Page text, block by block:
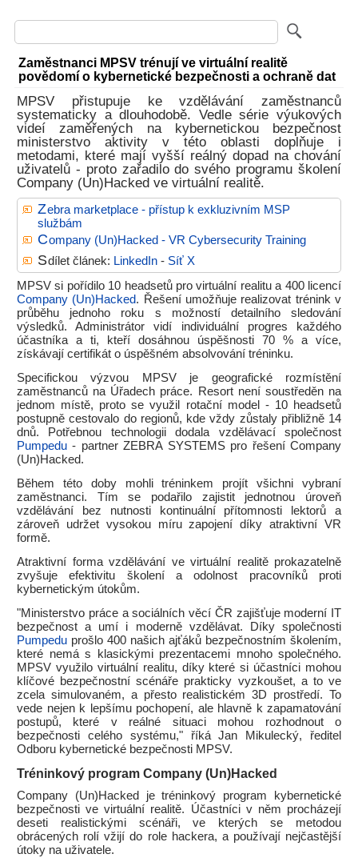
Zaměstnanci MPSV trénují ve virtuální realitě
povědomí o kybernetické bezpečnosti a ochraně dat
MPSV přistupuje ke vzdělávání zaměstnanců
systematicky a dlouhodobě. Vedle série výukových
videí zaměřených na kybernetickou bezpečnost
ministerstvo aktivity v této oblasti doplňuje i
metodami, které mají vyšší reálný dopad na chování
uživatelů - proto zařadilo do svého programu školení
Company (Un)Hacked ve virtuální realitě.
Zebra marketplace - přístup k exkluzivním MSP
službám
Company (Un)Hacked - VR Cybersecurity Training
Sdílet článek: LinkedIn- Síť X
MPSV si pořídilo 10 headsetů pro virtuální realitu a 400 licencí
Company (Un)Hacked. Řešení umožňuje realizovat trénink v
průběhu jednoho roku s možností detailního sledování
výsledků. Administrátor vidí individuální progres každého
účastníka a ti, kteří dosáhnou úspěšnosti 70 % a více,
získávají certifikát o úspěšném absolvování tréninku.
Specifickou výzvou MPSV je geografické rozmístění
zaměstnanců na Úřadech práce. Resort není soustředěn na
jednom místě, proto se využil rotační model - 10 headsetů
postupně cestovalo do regionů, kde vždy zůstaly přibližně 14
dnů. Potřebnou technologii dodala vzdělávací společnost
Pumpedu - partner ZEBRA SYSTEMS pro řešení Company
(Un)Hacked.
Během této doby mohli tréninkem projít všichni vybraní
zaměstnanci. Tím se podařilo zajistit jednotnou úroveň
vzdělávání bez nutnosti kontinuální přítomnosti lektorů a
zároveň udržet vysokou míru zapojení díky atraktivní VR
formě.
Atraktivní forma vzdělávání ve virtuální realitě prokazatelně
zvyšuje efektivitu školení a odolnost pracovníků proti
kybernetickým útokům.
"Ministerstvo práce a sociálních věcí ČR zajišťuje moderní IT
bezpečnost a umí i moderně vzdělávat. Díky společnosti
Pumpedu prošlo 400 našich ajťáků bezpečnostním školením,
které nemá s klasickými prezentacemi mnoho společného.
MPSV využilo virtuální realitu, díky které si účastníci mohou
klíčové bezpečnostní scénáře prakticky vyzkoušet, a to ve
zcela simulovaném, a přesto realistickém 3D prostředí. To
vede nejen k lepšímu pochopení, ale hlavně k zapamatování
postupů, které v reálné situaci mohou rozhodnout o
bezpečnosti celého systému," říká Jan Mikulecký, ředitel
Odboru kybernetické bezpečnosti MPSV.
Tréninkový program Company (Un)Hacked
Company (Un)Hacked je tréninkový program kybernetické
bezpečnosti ve virtuální realitě. Účastníci v něm procházejí
deseti realistickými scénáři, ve kterých se metodou
obrácených rolí vžijí do role hackera, a používají nejčastější
útoky na uživatele.